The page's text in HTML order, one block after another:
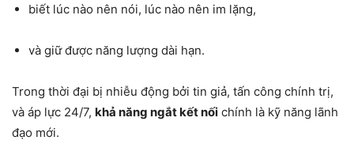
biết lúc nào nên nói, lúc nào nên im lặng,
và giữ được năng lượng dài hạn.
Trong thời đại bị nhiễu động bởi tin giả, tấn công chính trị,
và áp lực 24/7, khả năng ngắt kết nối chính là kỹ năng lãnh
đạo mới.